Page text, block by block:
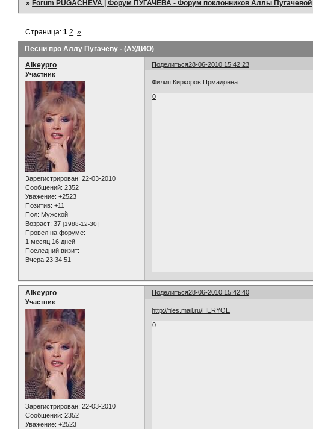
»Forum PUGACHEVA | Форум ПУГАЧЕВА - Форум поклонников Аллы Пугачевой
Песни про Аллу Пугачеву - (АУДИО)
Страница:1 2 »
Поделиться28-06-2010 15:42:23
Alkeypro
Участник
Зарегистрирован: 22-03-2010
Сообщений: 2352
Уважение: +2523
Позитив: +11
Пол: Мужской
Возраст: 37 [1988-12-30]
Провел на форуме:
1 месяц 16 дней
Последний визит:
Вчера 23:34:51
Филип Киркоров Прмадонна
0
Поделиться28-06-2010 15:42:40
Alkeypro
Участник
Зарегистрирован: 22-03-2010
Сообщений: 2352
Уважение: +2523
http://files.mail.ru/HERYOE
0